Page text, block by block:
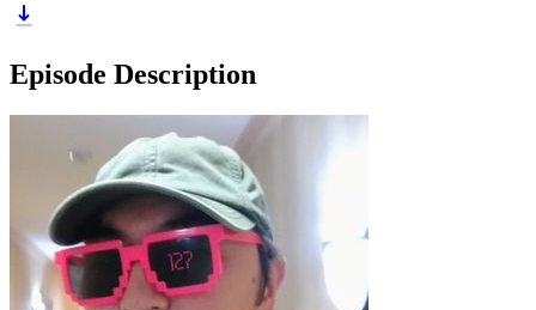
Episode Description